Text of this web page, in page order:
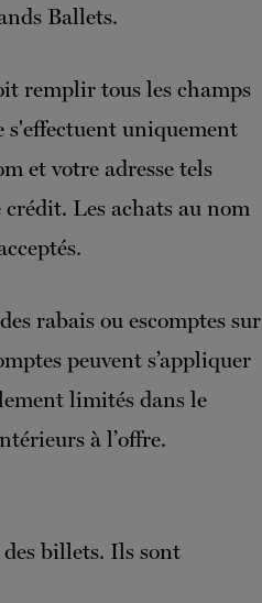
Ballets.
remplir tous les champs
s'effectuent uniquement
et votre adresse tels
Les achats au nom
rabais ou escomptes sur
peuvent s’appliquer
limités dans le
à l’offre.
billets. Ils sont